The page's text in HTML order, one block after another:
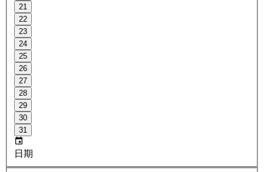
21
22
23
24
25
26
27
28
29
30
31
日期